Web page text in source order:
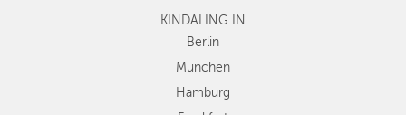
Köln
Düsseldorf
Stuttgart
Essen
KINDALING IN
Berlin
München
Hamburg